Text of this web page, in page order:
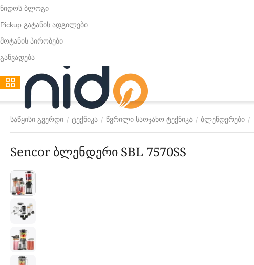
ნიდოს ბლოგი
Pickup გატანის ადგილები
მოტანის პირობები
განვადება
საწყისი გვერდი / ტექნიკა / წვრილი საოჯახო ტექნიკა / ბლენდერები /
Sencor ბლენდერი SBL 7570SS